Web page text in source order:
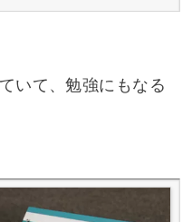
いて、勉強にもなる